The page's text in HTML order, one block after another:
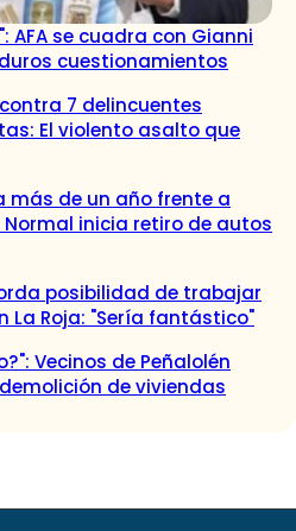
AFA se cuadra con Gianni
cuestionamientos
7 delincuentes
El violento asalto que
más de un año frente a
inicia retiro de autos
posibilidad de trabajar
La Roja: "Sería fantástico"
Vecinos de Peñalolén
de viviendas